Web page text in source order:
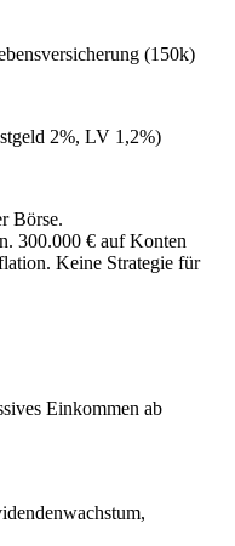
(150k)
2%, LV 1,2%)
Börse.
300.000 € auf Konten
Keine Strategie für
Einkommen ab